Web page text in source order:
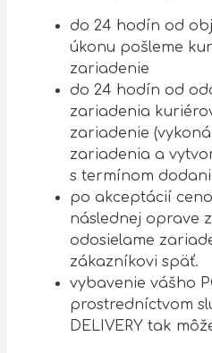
do 24 hodín od
úkonu pošleme
zariadenie
do 24 hodín od
zariadenia
zariadenie
zariadenia a
s termínom
po akceptácií
následnej oprave
odosielame
zákazníkovi späť.
vybavenie vášho
prostredníctvom
DELIVERY tak